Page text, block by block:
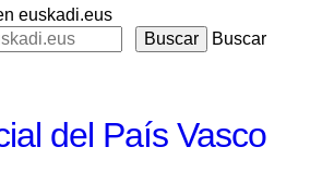
euskadi.eus
Buscar
del País Vasco